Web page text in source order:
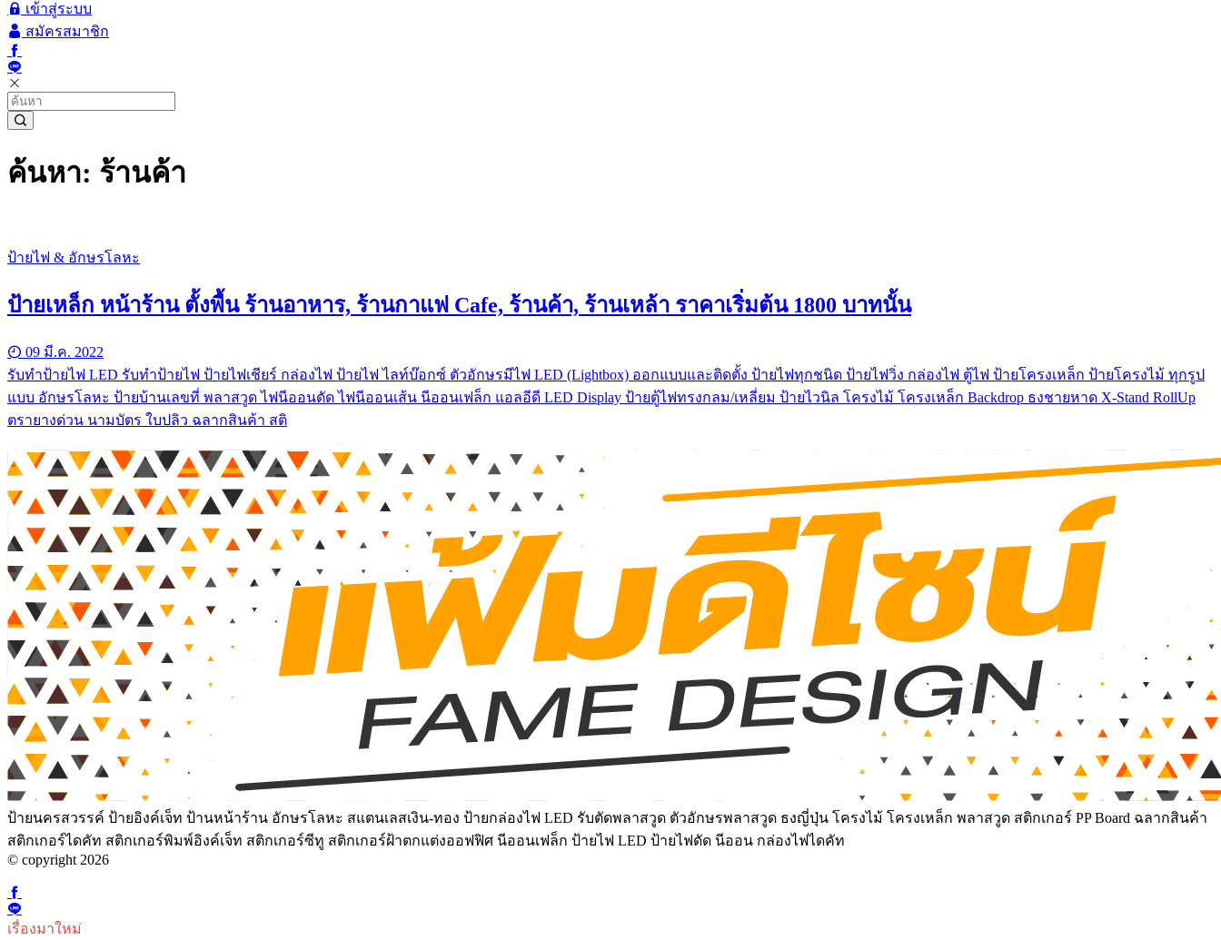
เข้าสู่ระบบ
สมัครสมาชิก
ค้นหา: ร้านค้า
ป้ายไฟ & อักษรโลหะ
ป้ายเหล็ก หน้าร้าน ตั้งพื้น ร้านอาหาร, ร้านกาแฟ Cafe, ร้านค้า, ร้านเหล้า ราคาเริ่มต้น 1800 บาทนั้น
09 มี.ค. 2022
รับทําป้ายไฟ LED รับทำป้ายไฟ ป้ายไฟเชียร์ กล่องไฟ ป้ายไฟ ไลท์บ๊อกซ์ ตัวอักษรมีไฟ LED (Lightbox) ออกแบบและติดตั้ง ป้ายไฟทุกชนิด ป้ายไฟวิ่ง กล่องไฟ ตู้ไฟ ป้ายโครงเหล็ก ป้ายโครงไม้ ทุกรูป
แบบ อักษรโลหะ ป้ายบ้านเลขที่ พลาสวูด ไฟนีออนดัด ไฟนีออนเส้น นีออนเฟล็ก แอลอีดี LED Display ป้ายตู้ไฟทรงกลม/เหลี่ยม ป้ายไวนิล โครงไม้ โครงเหล็ก Backdrop ธงชายหาด X-Stand RollUp
ตรายางด่วน นามบัตร ใบปลิว ฉลากสินค้า สติ
ป้ายนครสวรรค์ ป้ายอิงค์เจ็ท ป้านหน้าร้าน อักษรโลหะ สแตนเลสเงิน-ทอง ป้ายกล่องไฟ LED รับตัดพลาสวูด ตัวอักษรพลาสวูด ธงญี่ปุ่น โครงไม้ โครงเหล็ก พลาสวูด สติกเกอร์ PP Board ฉลากสินค้า
สติกเกอร์ไดคัท สติกเกอร์พิมพ์อิงค์เจ็ท สติกเกอร์ซีทู สติกเกอร์ฝ้าตกแต่งออฟฟิศ นีออนเฟล็ก ป้ายไฟ LED ป้ายไฟดัด นีออน กล่องไฟไดคัท
© copyright 2026
เรื่องมาใหม่